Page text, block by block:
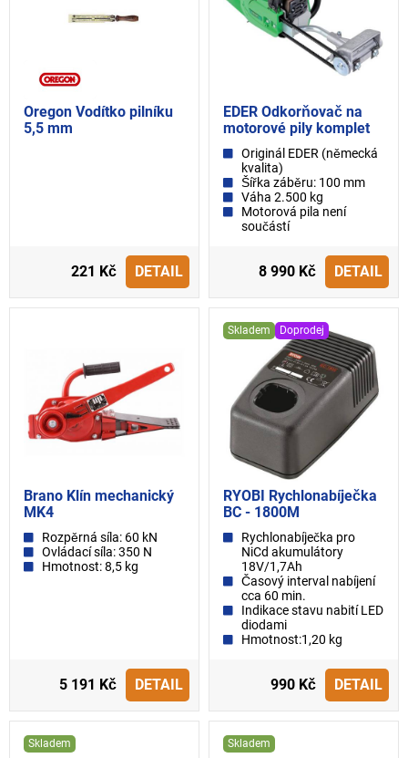
Oregon Vodítko pilníku
5,5 mm
221 Kč DETAIL
EDER Odkorňovač na
motorové pily komplet
Originál EDER (německá
kvalita)
Šířka záběru: 100 mm
Váha 2.500 kg
Motorová pila není
součástí
8 990 Kč DETAIL
Brano Klín mechanický
MK4
Rozpěrná síla: 60 kN
Ovládací síla: 350 N
Hmotnost: 8,5 kg
5 191 Kč DETAIL
Skladem Doprodej
RYOBI Rychlonabíječka
BC - 1800M
Rychlonabíječka pro
NiCd akumulátory
18V/1,7Ah
Časový interval nabíjení
cca 60 min.
Indikace stavu nabití LED
diodami
Hmotnost:1,20 kg
990 Kč DETAIL
Skladem Skladem